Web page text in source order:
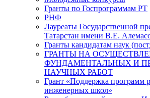
Гранты по Госпрограммам РТ
РНФ
Лауреаты Государственной
Татарстан имени В.Е.
Гранты кандидатам наук
ГРАНТЫ НА
ФУНДАМЕНТАЛЬНЫХ И
НАУЧНЫХ РАБОТ
Грант «Поддержка программ
инженерных школ»